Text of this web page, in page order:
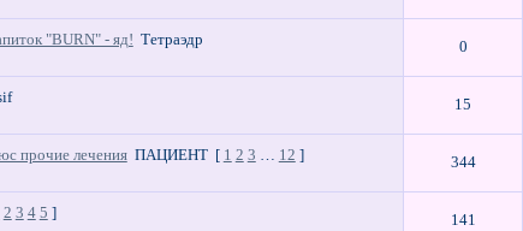
"BURN" - яд! Тетраэдр 0
15
прочие лечения ПАЦИЕНТ [ 1 2 3 … 12 ] 344
2 3 4 5 ] 141